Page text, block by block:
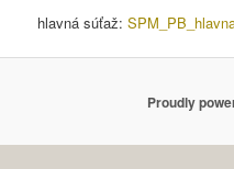
hlavná súťaž:
Proudly